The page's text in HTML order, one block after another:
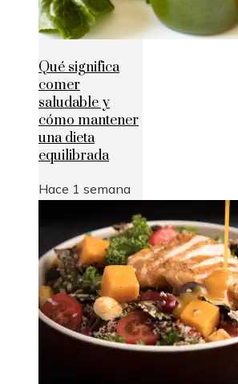
Qué significa
comer
saludable y
cómo mantener
una dieta
equilibrada
Hace 1 semana